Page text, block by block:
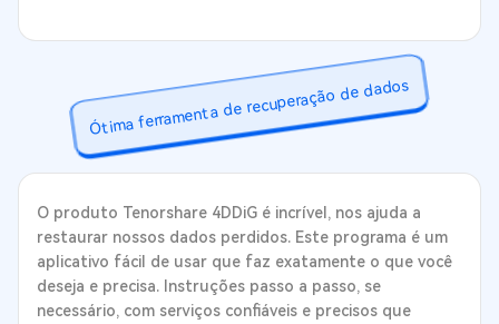
Ótima ferramenta de recuperação de dados
O produto Tenorshare 4DDiG é incrível, nos ajuda a
restaurar nossos dados perdidos. Este programa é um
aplicativo fácil de usar que faz exatamente o que você
deseja e precisa. Instruções passo a passo, se
necessário, com serviços confiáveis e precisos que